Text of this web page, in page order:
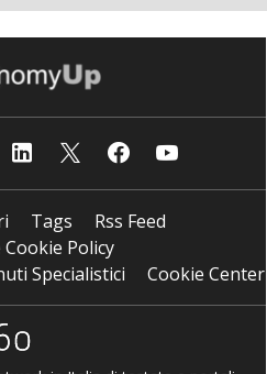
Tags
Rss Feed
Cookie Policy
Specialistici
Cookie Center